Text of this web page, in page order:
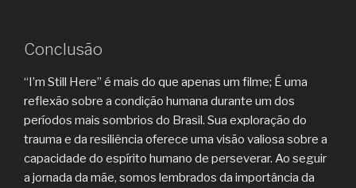
Conclusão
“I’m Still Here” é mais do que apenas um filme; É uma
reflexão sobre a condição humana durante um dos
períodos mais sombrios do Brasil. Sua exploração do
trauma e da resiliência oferece uma visão valiosa sobre a
capacidade do espírito humano de perseverar. Ao seguir
a jornada da mãe, somos lembrados da importância da